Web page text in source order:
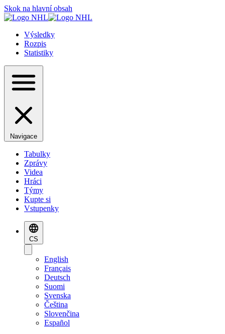
Skok na hlavní obsah
Výsledky
Rozpis
Statistiky
Navigace
Tabulky
Zprávy
Videa
Hráci
Týmy
Kupte si
Vstupenky
CS
English
Français
Deutsch
Suomi
Svenska
Čeština
Slovenčina
Español